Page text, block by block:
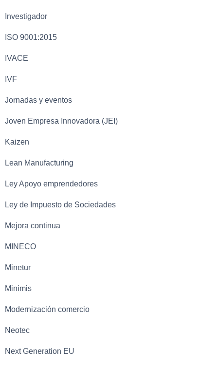
Investigador
ISO 9001:2015
IVACE
IVF
Jornadas y eventos
Joven Empresa Innovadora (JEI)
Kaizen
Lean Manufacturing
Ley Apoyo emprendedores
Ley de Impuesto de Sociedades
Mejora continua
MINECO
Minetur
Minimis
Modernización comercio
Neotec
Next Generation EU